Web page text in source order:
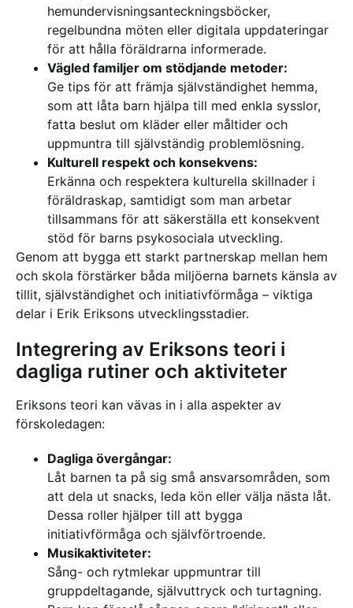
hemundervisningsanteckningsböcker,
regelbundna möten eller digitala uppdateringar
för att hålla föräldrarna informerade.
Vägled familjer om stödjande metoder:
Ge tips för att främja självständighet hemma,
som att låta barn hjälpa till med enkla sysslor,
fatta beslut om kläder eller måltider och
uppmuntra till självständig problemlösning.
Kulturell respekt och konsekvens:
Erkänna och respektera kulturella skillnader i
föräldraskap, samtidigt som man arbetar
tillsammans för att säkerställa ett konsekvent
stöd för barns psykosociala utveckling.
Genom att bygga ett starkt partnerskap mellan hem
och skola förstärker båda miljöerna barnets känsla av
tillit, självständighet och initiativförmåga – viktiga
delar i Erik Eriksons utvecklingsstadier.
Integrering av Eriksons teori i
dagliga rutiner och aktiviteter
Eriksons teori kan vävas in i alla aspekter av
förskoledagen:
Dagliga övergångar:
Låt barnen ta på sig små ansvarsområden, som
att dela ut snacks, leda kön eller välja nästa låt.
Dessa roller hjälper till att bygga
initiativförmåga och självförtroende.
Musikaktiviteter:
Sång- och rytmlekar uppmuntrar till
gruppdeltagande, självuttryck och turtagning.